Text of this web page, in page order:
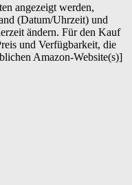
angezeigt werden,
(Datum/Uhrzeit) und
ändern. Für den Kauf
und Verfügbarkeit, die
Amazon-Website(s)]